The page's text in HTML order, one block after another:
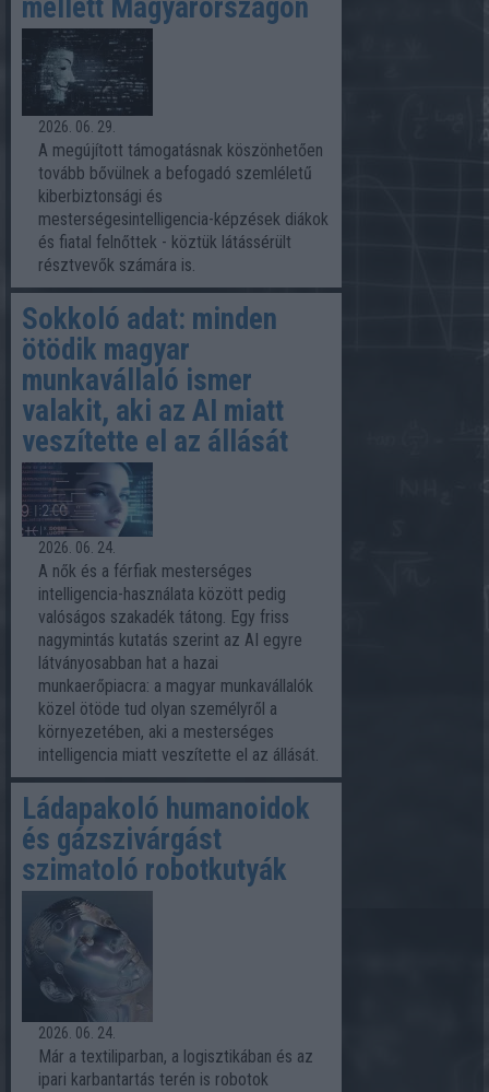
mellett Magyarországon
2026. 06. 29.
A megújított támogatásnak köszönhetően
tovább bővülnek a befogadó szemléletű
kiberbiztonsági és
mesterségesintelligencia-képzések diákok
és fiatal felnőttek - köztük látássérült
résztvevők számára is.
Sokkoló adat: minden
ötödik magyar
munkavállaló ismer
valakit, aki az AI miatt
veszítette el az állását
2026. 06. 24.
A nők és a férfiak mesterséges
intelligencia-használata között pedig
valóságos szakadék tátong. Egy friss
nagymintás kutatás szerint az AI egyre
látványosabban hat a hazai
munkaerőpiacra: a magyar munkavállalók
közel ötöde tud olyan személyről a
környezetében, aki a mesterséges
intelligencia miatt veszítette el az állását.
Ládapakoló humanoidok
és gázszivárgást
szimatoló robotkutyák
2026. 06. 24.
Már a textiliparban, a logisztikában és az
ipari karbantartás terén is robotok